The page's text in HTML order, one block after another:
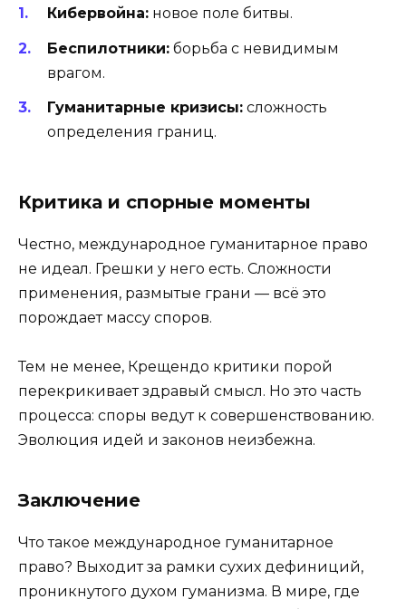
Кибервойна: новое поле битвы.
Беспилотники: борьба с невидимым
врагом.
Гуманитарные кризисы: сложность
определения границ.
Критика и спорные моменты
Честно, международное гуманитарное право
не идеал. Грешки у него есть. Сложности
применения, размытые грани — всё это
порождает массу споров.
Тем не менее, Крещендо критики порой
перекрикивает здравый смысл. Но это часть
процесса: споры ведут к совершенствованию.
Эволюция идей и законов неизбежна.
Заключение
Что такое международное гуманитарное
право? Выходит за рамки сухих дефиниций,
проникнутого духом гуманизма. В мире, где